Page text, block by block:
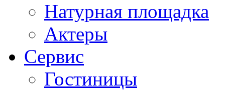
Натурная площадка
Актеры
Сервис
Гостиницы